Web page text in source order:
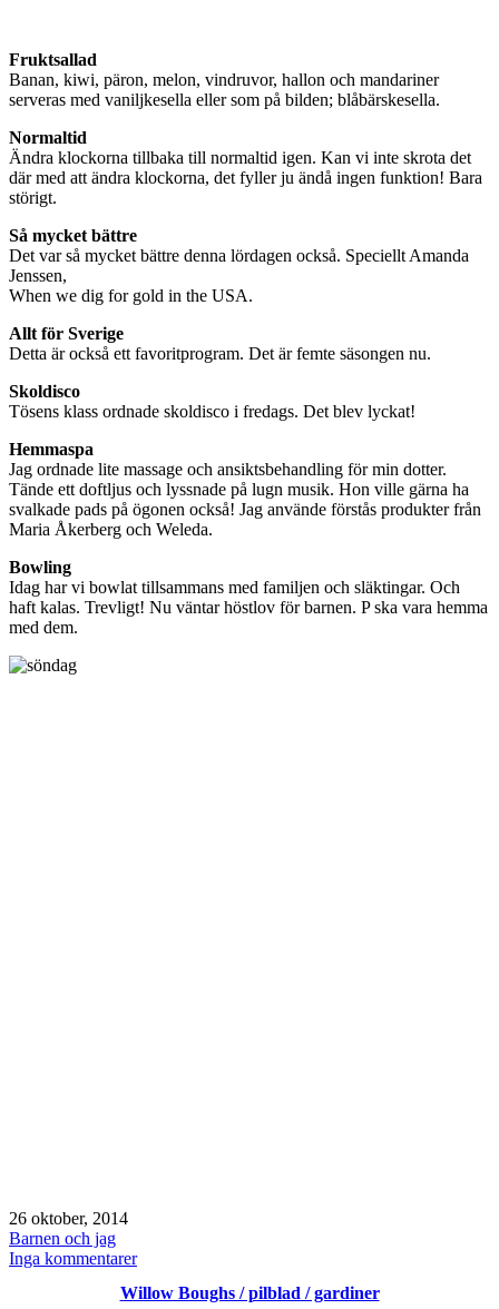
Fruktsallad
Banan, kiwi, päron, melon, vindruvor, hallon och mandariner
serveras med vaniljkesella eller som på bilden; blåbärskesella.
Normaltid
Ändra klockorna tillbaka till normaltid igen. Kan vi inte skrota det
där med att ändra klockorna, det fyller ju ändå ingen funktion! Bara
störigt.
Så mycket bättre
Det var så mycket bättre denna lördagen också. Speciellt Amanda
Jenssen,
When we dig for gold in the USA.
Allt för Sverige
Detta är också ett favoritprogram. Det är femte säsongen nu.
Skoldisco
Tösens klass ordnade skoldisco i fredags. Det blev lyckat!
Hemmaspa
Jag ordnade lite massage och ansiktsbehandling för min dotter.
Tände ett doftljus och lyssnade på lugn musik. Hon ville gärna ha
svalkade pads på ögonen också! Jag använde förstås produkter från
Maria Åkerberg och Weleda.
Bowling
Idag har vi bowlat tillsammans med familjen och släktingar. Och
haft kalas. Trevligt! Nu väntar höstlov för barnen. P ska vara hemma
med dem.
Publicerat
den
26 oktober, 2014
Kategoriserat
som
Barnen och jag
Inga kommentarertill
/
Willow Boughs / pilblad / gardiner